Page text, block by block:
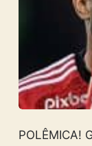
POLÊMICA!